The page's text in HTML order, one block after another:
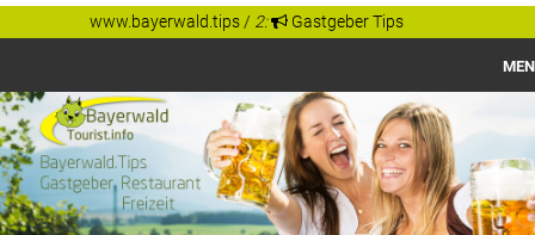
www.bayerwald.tips/ 2: Gastgeber Tips
Bayerwald
Gastgeber Tips
Regionen